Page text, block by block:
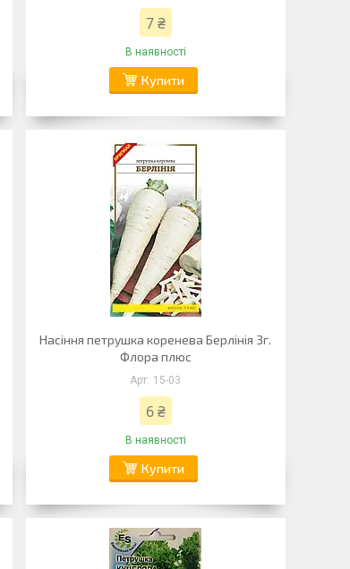
7 ₴
В наявності
Купити
Насіння петрушка коренева Берлінія 3г.
Флора плюс
15-03
6 ₴
В наявності
Купити